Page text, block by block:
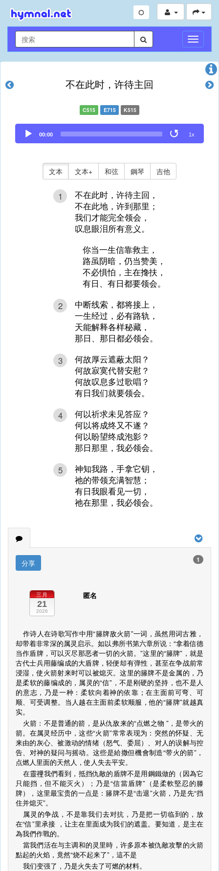
切
換
導
不在此时，许待主回
C515 E715 K515
Audio
Player
00:00 1x
文本 文本+ 和弦 鋼琴 吉他
1
不在此时，许待主回，
不在此地，许到那里；
我们才能完全领会，
叹息眼泪所有意义。
你当一生信靠救主，
路虽阴暗，仍当赞美，
不必惧怕，主在搀扶，
有日、有日都要领会。
2
中断线索，都将接上，
一生经过，必有路轨，
天能解释各样秘藏，
那日、那日都必领会。
3
何故厚云遮蔽太阳？
何故寂寞代替安慰？
何故叹息多过歌唱？
有日我们就要领会。
4
何以祈求未见答应？
何以将成终又不遂？
何以盼望终成泡影？
那日那里，我必领会。
5
神知我路，手拿它钥，
祂的带领充满智慧；
有日我眼看见一切，
祂在那里，我必领会。
分享 1
三月
21
2026
匿名
作诗人在诗歌写作中用“籐牌敌火箭”一词，虽然用词古雅，
却带着非常深的属灵启示。如以弗所书第六章所说：“拿着信德
当作盾牌，可以灭尽那恶者一切的火箭。”这里的“籐牌”，就是
古代士兵用藤编成的大盾牌，轻便却有弹性，甚至在争战前常
浸湿，使火箭射来时可以被熄灭。这里的籐牌不是金属的，乃
是柔软的藤编成的，属灵的“信”，不是刚硬的坚持，也不是人
的意志，乃是一种：柔软向着神的依靠；在主面前可弯、可
顺、可受调整。当人越在主面前柔软顺服，他的“籐牌”就越真
实。
火箭：不是普通的箭，是从仇敌来的“点燃之物 ”，是带火的
箭。在属灵经历中，这些“火箭”常常表现为：突然的怀疑、无
来由的灰心、被激动的情绪（怒气、委屈）、对人的误解与控
告、对神的疑问与摇动。这些是給撒但機會制造“带火的箭”，
点燃人里面的天然人，使人失去平安。
在靈𥚃我們看到，抵挡仇敵的盾牌不是用鋼鐵做的（因為它
只能挡，但不能灭火）；乃是“信當盾牌”（是柔軟堅忍的滕
牌），这里最宝贵的一点是：籐牌不是“击退”火箭，乃是先“挡
住并熄灭”。
属灵的争战，不是靠我们去对抗，乃是把一切临到的，放
在“信”里承接 ，让主在里面成为我们的遮盖。要知道，是主在
為我們作戰的。
當我們活在与主调和的灵里時，许多原本被仇敵攻擊的火箭
點起的火焰，竟然“烧不起来了”，這不是
我们变强了，乃是火失去了可燃的材料。